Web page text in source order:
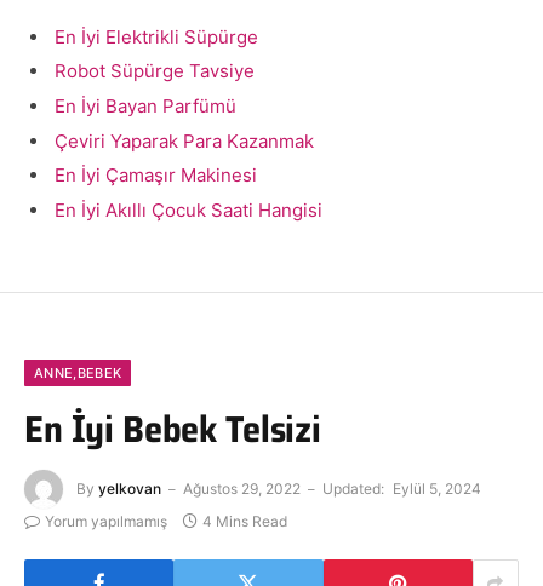
En İyi Elektrikli Süpürge
Robot Süpürge Tavsiye
En İyi Bayan Parfümü
Çeviri Yaparak Para Kazanmak
En İyi Çamaşır Makinesi
En İyi Akıllı Çocuk Saati Hangisi
ANNE,BEBEK
En İyi Bebek Telsizi
By yelkovan Ağustos 29, 2022 Updated: Eylül 5, 2024
Yorum yapılmamış
4 Mins Read